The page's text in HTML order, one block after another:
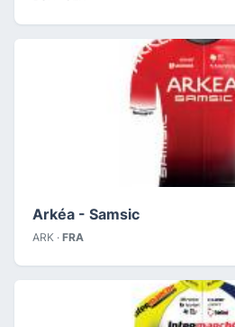
Arkéa - Samsic
ARK · FRA